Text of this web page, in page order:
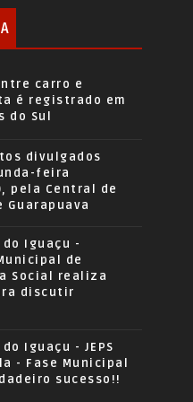
carro e
é registrado em
do Sul
divulgados
feira
pela Central de
Guarapuava
Iguaçu -
de
Social realiza
discutir
Iguaçu - JEPS
- Fase Municipal
sucesso!!